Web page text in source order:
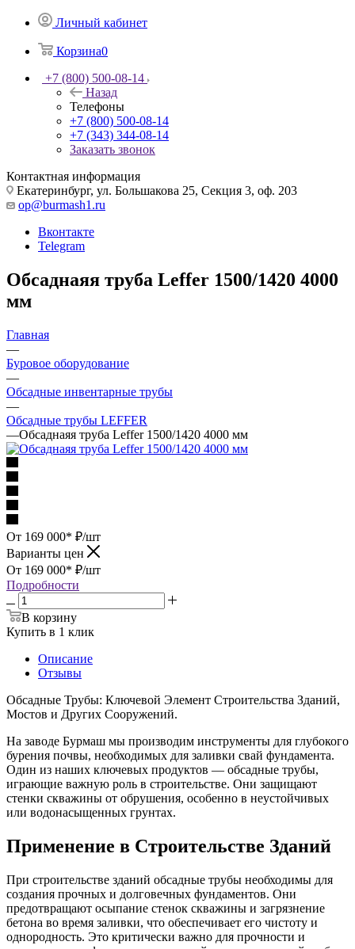
Личный кабинет
Корзина0
+7 (800) 500-08-14
Назад
Телефоны
+7 (800) 500-08-14
+7 (343) 344-08-14
Заказать звонок
Контактная информация
Екатеринбург, ул. Большакова 25, Секция 3, оф. 203
op@burmash1.ru
Вконтакте
Telegram
Обсаднаяя труба Leffer 1500/1420 4000
мм
Главная
—
Буровое оборудование
—
Обсадные инвентарные трубы
—
Обсадные трубы LEFFER
—Обсаднаяя труба Leffer 1500/1420 4000 мм
От 169 000* ₽/шт
Варианты цен
От 169 000* ₽/шт
Подробности
В корзину
Купить в 1 клик
Описание
Отзывы
Обсадные Трубы: Ключевой Элемент Строительства Зданий,
Мостов и Других Сооружений.
На заводе Бурмаш мы производим инструменты для глубокого
бурения почвы, необходимых для заливки свай фундамента.
Один из наших ключевых продуктов — обсадные трубы,
играющие важную роль в строительстве. Они защищают
стенки скважины от обрушения, особенно в неустойчивых
или водонасыщенных грунтах.
Применение в Строительстве Зданий
При строительстве зданий обсадные трубы необходимы для
создания прочных и долговечных фундаментов. Они
предотвращают осыпание стенок скважины и загрязнение
бетона во время заливки, что обеспечивает его чистоту и
однородность. Это критически важно для прочности и